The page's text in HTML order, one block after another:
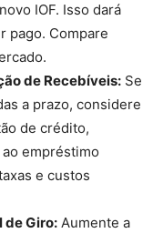
IOF. Isso dará
pago. Compare
de Recebíveis: Se
a prazo, considere
de crédito,
empréstimo
e custos
de Giro: Aumente a